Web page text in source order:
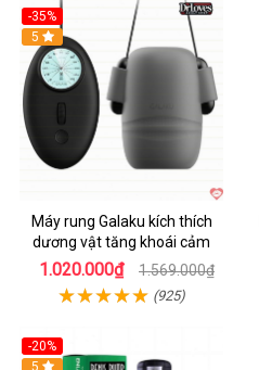
-35%
Hot
5
Máy rung Galaku kích thích
dương vật tăng khoái cảm
1.020.000₫ 1.569.000₫
(925)
-20%
5